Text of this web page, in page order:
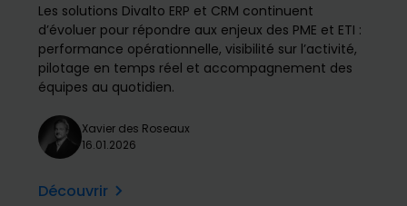
Les solutions Divalto ERP et CRM continuent
d’évoluer pour répondre aux enjeux des PME et ETI :
performance opérationnelle, visibilité sur l’activité,
pilotage en temps réel et accompagnement des
équipes au quotidien.
Xavier des Roseaux
16.01.2026
Découvrir